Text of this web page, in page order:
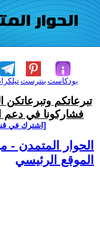
بنترست بودكاست
تبرعاتكم وتبرعاتكن
فشاركونا في دعم
[اشترك في
الحوار المتمدن -
الموقع الرئيسي